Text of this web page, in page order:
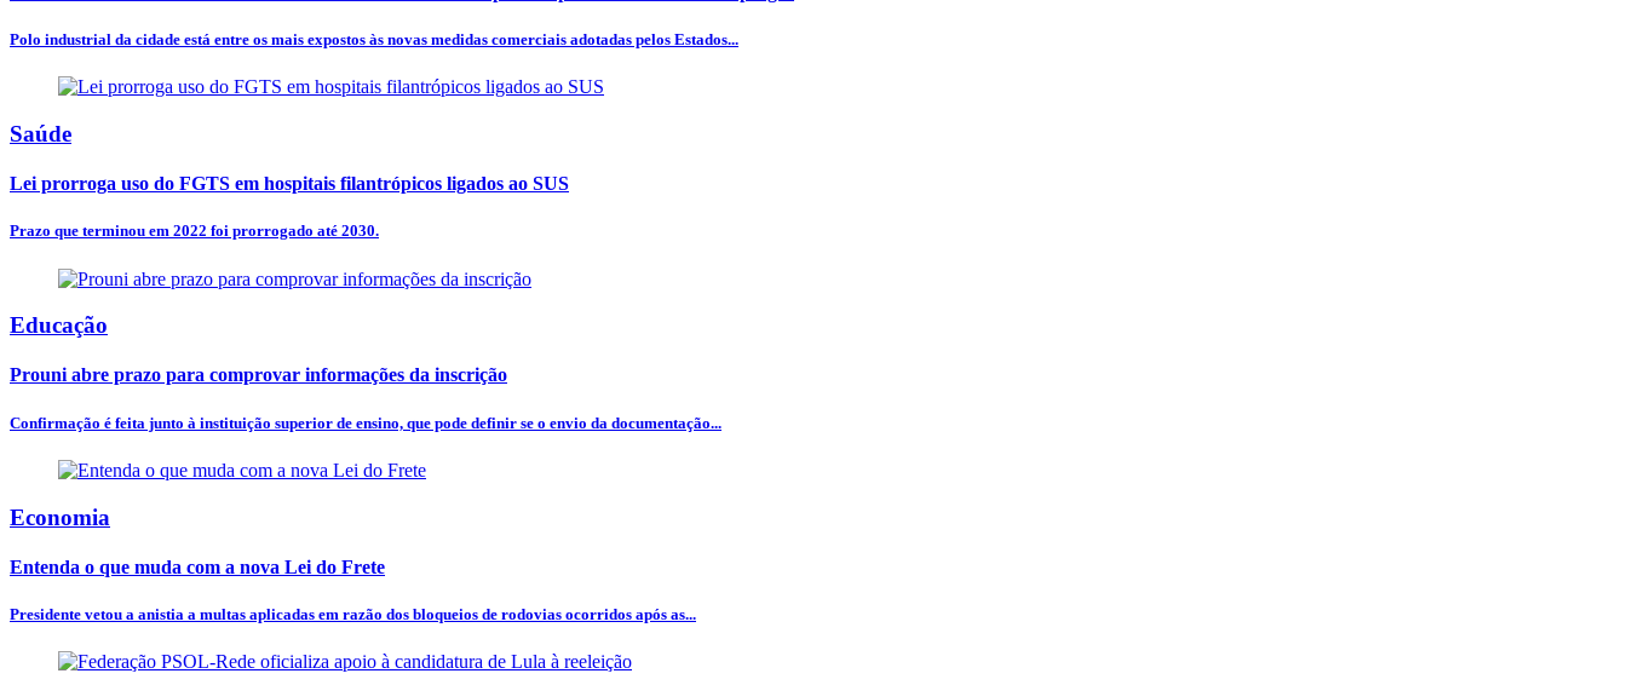
Polo industrial da cidade está entre os mais expostos às novas medidas comerciais adotadas pelos Estados...
Saúde
Lei prorroga uso do FGTS em hospitais filantrópicos ligados ao SUS
Prazo que terminou em 2022 foi prorrogado até 2030.
Educação
Prouni abre prazo para comprovar informações da inscrição
Confirmação é feita junto à instituição superior de ensino, que pode definir se o envio da documentação...
Economia
Entenda o que muda com a nova Lei do Frete
Presidente vetou a anistia a multas aplicadas em razão dos bloqueios de rodovias ocorridos após as...